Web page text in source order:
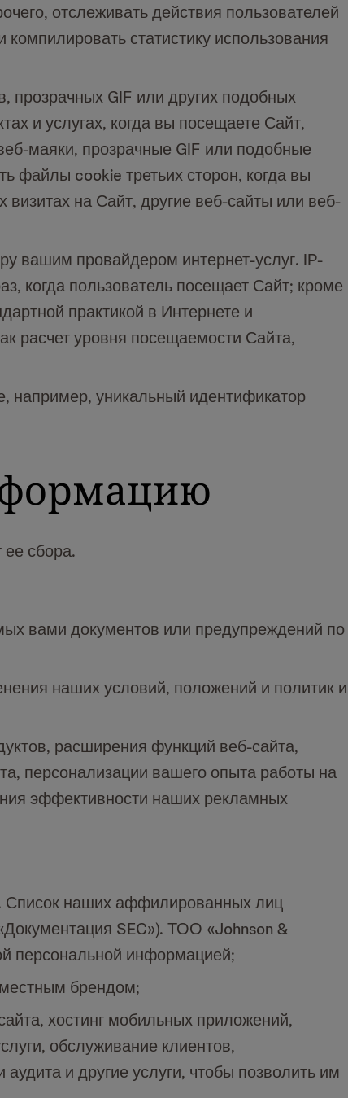
отслеживать действия пользователей
статистику использования
прозрачных GIF или других подобных
и услугах, когда вы посещаете Сайт,
маяки, прозрачные GIF или подобные
файлы cookie третьих сторон, когда вы
на Сайт, другие веб-сайты или веб-
вашим провайдером интернет-услуг. IP-
когда пользователь посещает Сайт; кроме
практикой в Интернете и
расчет уровня посещаемости Сайта,
уникальный идентификатор
сбора.
вами документов или предупреждений по
наших условий, положений и политик и
расширения функций веб-сайта,
персонализации вашего опыта работы на
эффективности наших рекламных
наших аффилированных лиц
SEC»). ТОО «Johnson &
персональной информацией;
брендом;
хостинг мобильных приложений,
обслуживание клиентов,
и другие услуги, чтобы позволить им